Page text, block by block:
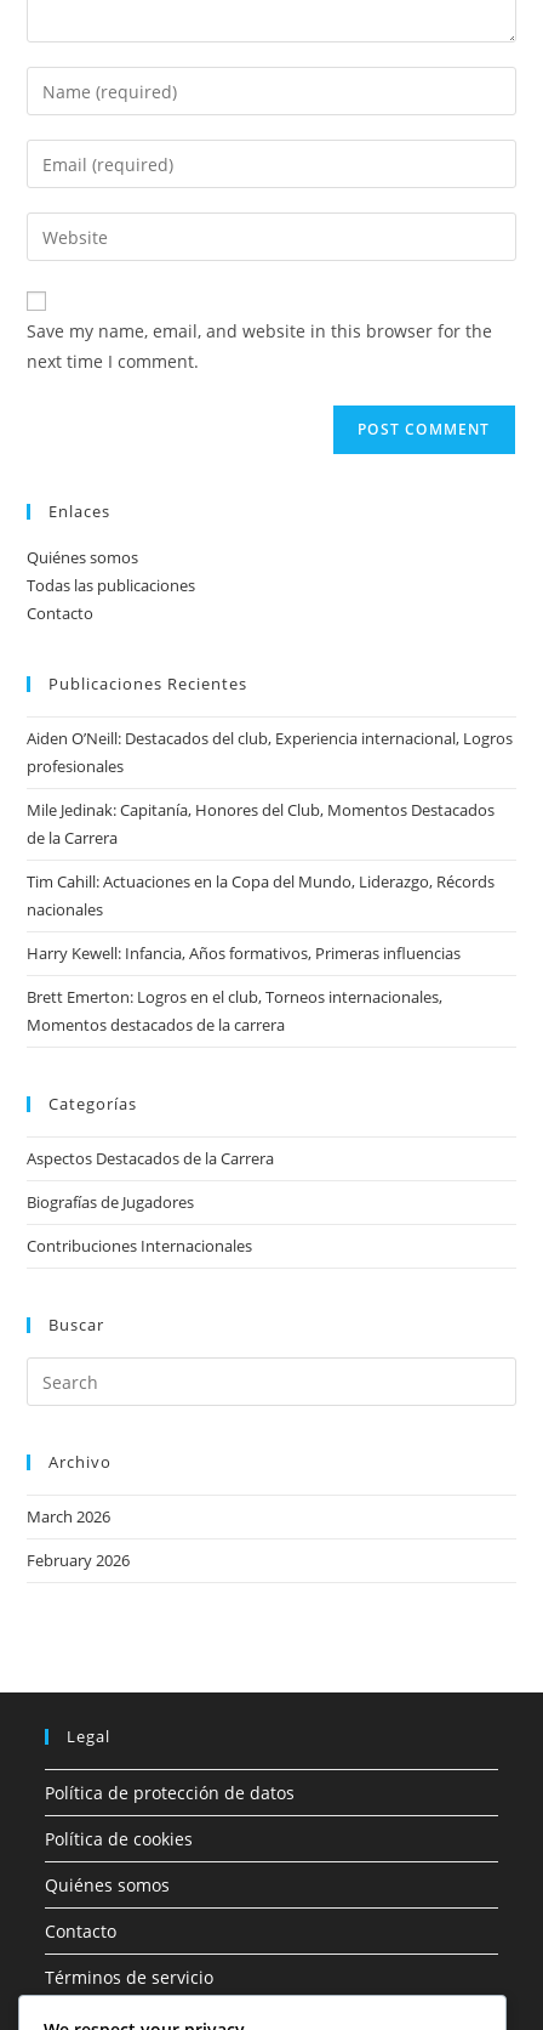
Enter
your
name
comment
Enter
your
email
address
comment
Enter
your
website
URL
(optional)
Save my name, email, and website in this browser for the
next time I comment.
Enlaces
Quiénes somos
Todas las publicaciones
Contacto
Publicaciones Recientes
Aiden O’Neill: Destacados del club, Experiencia internacional, Logros
profesionales
Mile Jedinak: Capitanía, Honores del Club, Momentos Destacados
de la Carrera
Tim Cahill: Actuaciones en la Copa del Mundo, Liderazgo, Récords
nacionales
Harry Kewell: Infancia, Años formativos, Primeras influencias
Brett Emerton: Logros en el club, Torneos internacionales,
Momentos destacados de la carrera
Categorías
Aspectos Destacados de la Carrera
Biografías de Jugadores
Contribuciones Internacionales
Buscar
Archivo
March 2026
February 2026
Legal
Política de protección de datos
Política de cookies
Quiénes somos
Contacto
Términos de servicio